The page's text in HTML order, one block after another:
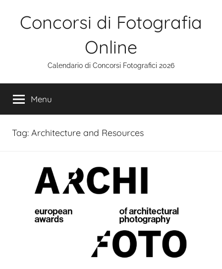
Concorsi di Fotografia
Online
Calendario di Concorsi Fotografici 2026
Menu
Tag: Architecture and Resources